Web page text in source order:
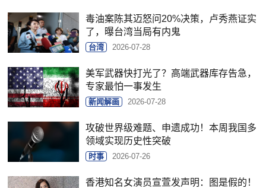
毒油案陈其迈怒问20%决策，卢秀燕证实
了，曝台湾当局有内鬼
台湾 2026-07-28
美军武器快打光了？高端武器库存告急，
专家最怕一事发生
新闻解画 2026-07-28
攻破世界级难题、申遗成功！本周我国多
领域实现历史性突破
时事 2026-07-26
香港知名女演员宣萱发声明：图是假的！